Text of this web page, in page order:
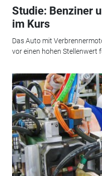
Studie: Benziner
im Kurs
Das Auto mit
vor einen hohen Stellenwert